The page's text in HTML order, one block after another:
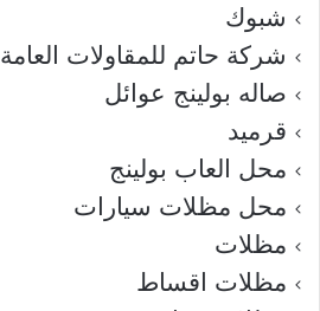
شبوك
شركة حاتم للمقاولات العامة
صاله بولينج عوائل
قرميد
محل العاب بولينج
محل مظلات سيارات
مظلات
مظلات اقساط